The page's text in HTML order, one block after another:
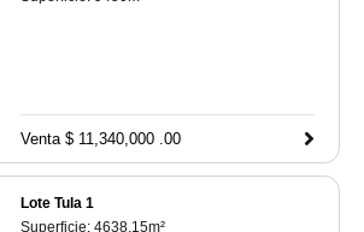
Venta $ 11,340,000 .00
Lote Tula 1
Superficie: 4638.15m²